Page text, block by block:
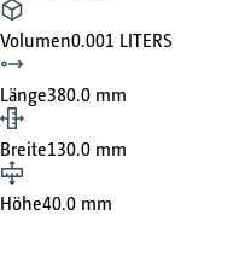
Volumen0.001 LITERS
Länge380.0 mm
Breite130.0 mm
Höhe40.0 mm